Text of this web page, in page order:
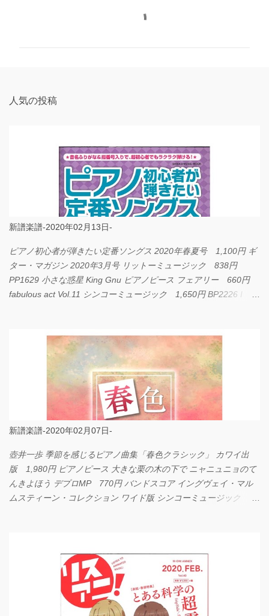
人気の投稿
新譜楽譜-2020年02月13日-
ピアノ初心者が弾きたい定番ソングス 2020年春夏号 1,100円 ギ
ター・マガジン 2020年3月号 リットーミュージック 838円
PP1629 小さな惑星 King Gnu ピアノピース フェアリー 660円
fabulous act Vol.11 シンコーミュージック 1,650円 BP2226 I
新譜楽譜-2020年02月07日-
壺井一歩 季節を感じるピアノ曲集「春色クラシック」 カワイ出
版 1,980円 ピアノピース 大きな栗の木の下で ニャニュニョのて
んきよほう デプロMP 770円 バンドスコア イングヴェイ・マル
ムスティーン・コレクション ワイド版 シンコーミュージック